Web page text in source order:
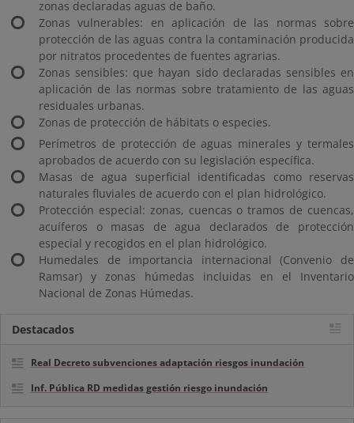
zonas declaradas aguas de baño.
Zonas vulnerables: en aplicación de las normas sobre
protección de las aguas contra la contaminación producida
por nitratos procedentes de fuentes agrarias.
Zonas sensibles: que hayan sido declaradas sensibles en
aplicación de las normas sobre tratamiento de las aguas
residuales urbanas.
Zonas de protección de hábitats o especies.
Perímetros de protección de aguas minerales y termales
aprobados de acuerdo con su legislación específica.
Masas de agua superficial identificadas como reservas
naturales fluviales de acuerdo con el plan hidrológico.
Protección especial: zonas, cuencas o tramos de cuencas,
acuíferos o masas de agua declarados de protección
especial y recogidos en el plan hidrológico.
Humedales de importancia internacional (Convenio de
Ramsar) y zonas húmedas incluidas en el Inventario
Nacional de Zonas Húmedas.
Destacados
Real Decreto subvenciones adaptación riesgos inundación
Inf. Pública RD medidas gestión riesgo inundación